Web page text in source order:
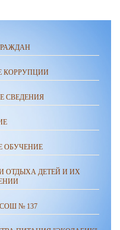
КОРРУПЦИИ
СВЕДЕНИЯ
ОБУЧЕНИЕ
ОТДЫХА ДЕТЕЙ И ИХ
№ 137